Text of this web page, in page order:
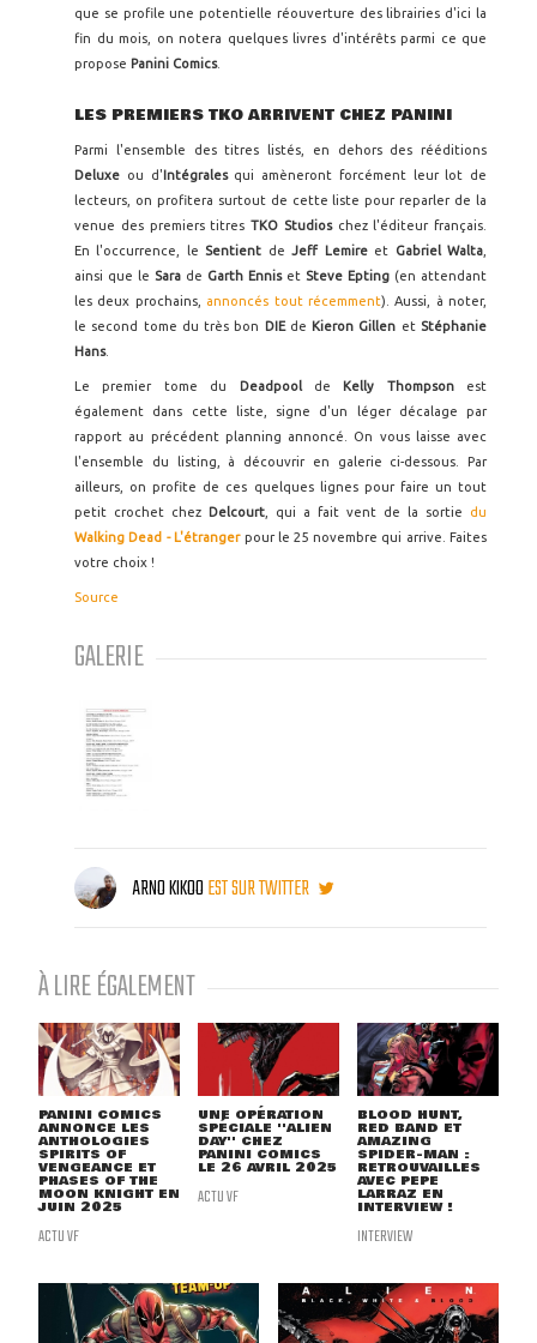
que se profile une potentielle réouverture des librairies d'ici la
fin du mois, on notera quelques livres d'intérêts parmi ce que
propose Panini Comics.
LES PREMIERS TKO ARRIVENT CHEZ PANINI
Parmi l'ensemble des titres listés, en dehors des rééditions
Deluxe ou d' Intégrales qui amèneront forcément leur lot de
lecteurs, on profitera surtout de cette liste pour reparler de la
venue des premiers titres TKO Studios chez l'éditeur français.
En l'occurrence, le Sentient deJeff Lemire et Gabriel Walta
ainsi que le Sara de Garth Ennis et Steve Epting (en attendant
les deux prochains, annoncés tout récemment). Aussi, à noter,
le second tome du très bon
DIE de Kieron Gillen et Stéphanie
Hans.
Le premier tome du Deadpool de Kelly Thompson est
également dans cette liste, signe d'un léger décalage par
rapport au précédent planning annoncé. On vous laisse avec
l'ensemble du listing, à découvrir en galerie ci-dessous. Par
ailleurs, on profite de ces quelques lignes pour faire un tout
petit crochet chez
Delcourt , qui a fait vent de la sortie du
Walking Dead - L'étrangerpour le 25 novembre qui arrive. Faites
votre choix !
Source
GALERIE
ARNO KIKOOEST SUR TWITTER
À LIRE ÉGALEMENT
PANINI COMICS
ANNONCE LES
ANTHOLOGIES
SPIRITS OF
VENGEANCE ET
PHASES OF THE
MOON KNIGHT EN
JUIN 2025
ACTU VF
UNE OPÉRATION
SPÉCIALE ''ALIEN
DAY'' CHEZ
PANINI COMICS
LE 26 AVRIL 2025
ACTU VF
BLOOD HUNT,
RED BAND ET
AMAZING
SPIDER-MAN :
RETROUVAILLES
AVEC PEPE
LARRAZ EN
INTERVIEW !
INTERVIEW